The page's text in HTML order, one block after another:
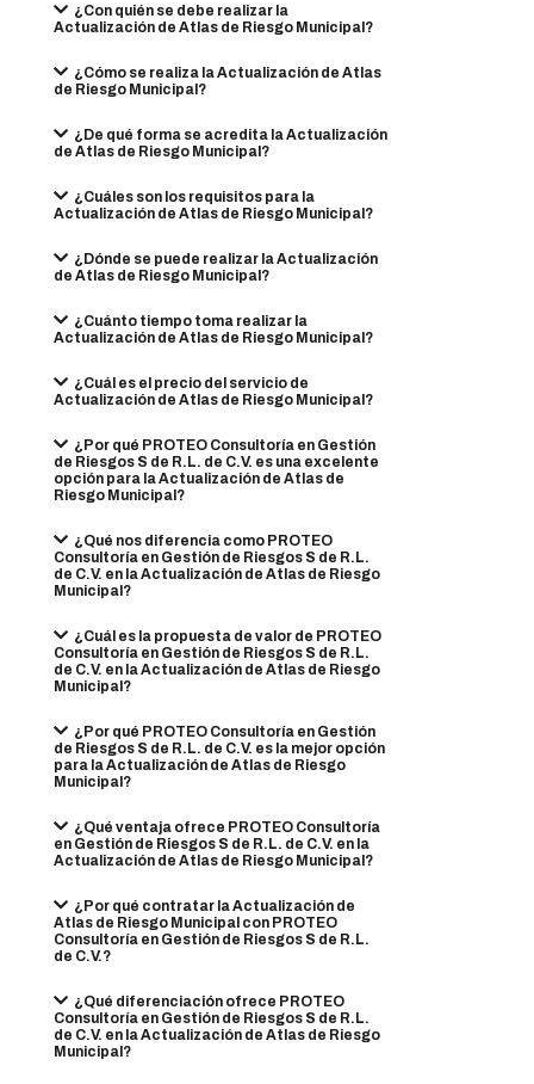
¿Con quién se debe realizar la
Actualización de Atlas de Riesgo Municipal?
¿Cómo se realiza la Actualización de Atlas
de Riesgo Municipal?
¿De qué forma se acredita la Actualización
de Atlas de Riesgo Municipal?
¿Cuáles son los requisitos para la
Actualización de Atlas de Riesgo Municipal?
¿Dónde se puede realizar la Actualización
de Atlas de Riesgo Municipal?
¿Cuánto tiempo toma realizar la
Actualización de Atlas de Riesgo Municipal?
¿Cuál es el precio del servicio de
Actualización de Atlas de Riesgo Municipal?
¿Por qué PROTEO Consultoría en Gestión
de Riesgos S de R.L. de C.V. es una excelente
opción para la Actualización de Atlas de
Riesgo Municipal?
¿Qué nos diferencia como PROTEO
Consultoría en Gestión de Riesgos S de R.L.
de C.V. en la Actualización de Atlas de Riesgo
Municipal?
¿Cuál es la propuesta de valor de PROTEO
Consultoría en Gestión de Riesgos S de R.L.
de C.V. en la Actualización de Atlas de Riesgo
Municipal?
¿Por qué PROTEO Consultoría en Gestión
de Riesgos S de R.L. de C.V. es la mejor opción
para la Actualización de Atlas de Riesgo
Municipal?
¿Qué ventaja ofrece PROTEO Consultoría
en Gestión de Riesgos S de R.L. de C.V. en la
Actualización de Atlas de Riesgo Municipal?
¿Por qué contratar la Actualización de
Atlas de Riesgo Municipal con PROTEO
Consultoría en Gestión de Riesgos S de R.L.
de C.V.?
¿Qué diferenciación ofrece PROTEO
Consultoría en Gestión de Riesgos S de R.L.
de C.V. en la Actualización de Atlas de Riesgo
Municipal?